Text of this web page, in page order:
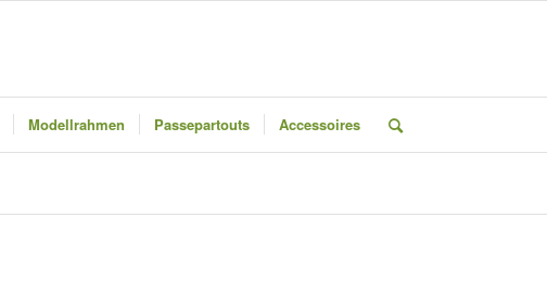
Modellrahmen Passepartouts Accessoires